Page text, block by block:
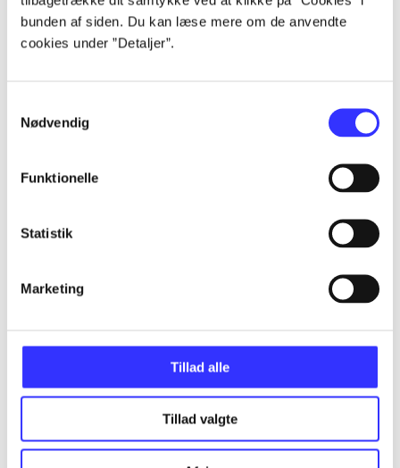
bunden af siden. Du kan læse mere om de anvendte
cookies under ”Detaljer”.
Nødvendig
Funktionelle
Statistik
Marketing
Tillad alle
Tillad valgte
Artikler
Alle registrerede artikler fordelt på udgivelser
Minder om